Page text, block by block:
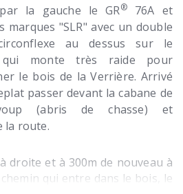
la gauche le GR®76A et
marques "SLR" avec un double
au dessus sur le
qui monte très raide pour
le bois de la Verrière. Arrivé
passer devant la cabane de
(abris de chasse) et
la route.
droite et à 300m de nouveau à
qui entre dans le bois, le